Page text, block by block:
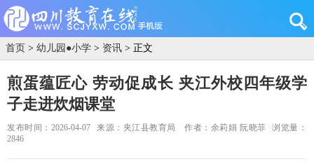
首页 > 幼儿园●小学 > 资讯 > 正文
煎蛋蕴匠心 劳动促成长 夹江外校四年级学
子走进炊烟课堂
发布时间：2026-04-07 来源：夹江县教育局 作者：余莉娟 阮晓菲
浏览量：
2846